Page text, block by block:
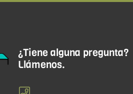
¿Tiene alguna pregunta?
Llámenos.